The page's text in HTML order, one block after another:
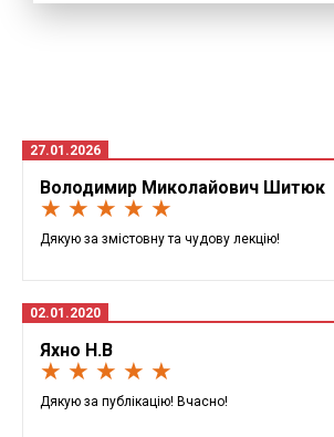
27.01.2026
Володимир Миколайович Шитюк
★ ★ ★ ★ ★
Дякую за змістовну та чудову лекцію!
02.01.2020
Яхно Н.В
★ ★ ★ ★ ★
Дякую за публікацію! Вчасно!